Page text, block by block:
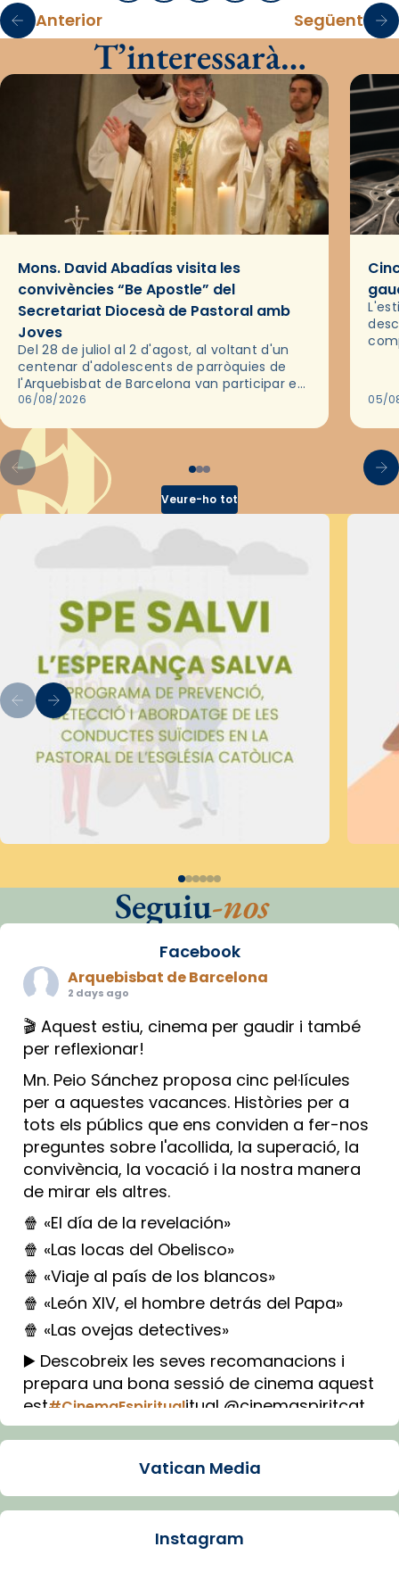
Anterior Següent
T’interessarà…
Mons. David Abadías visita les
convivències “Be Apostle” del
Secretariat Diocesà de Pastoral amb
Joves
Del 28 de juliol al 2 d'agost, al voltant d'un
centenar d'adolescents de parròquies de
l'Arquebisbat de Barcelona van participar en
les convivències Be Apostle, organitzades
06/08/2026 05/
Veure-ho tot
Seguiu-nos
Facebook
Arquebisbat de Barcelona
2 days ago
🎬 Aquest estiu, cinema per gaudir i també
per reflexionar!
Mn. Peio Sánchez proposa cinc pel·lícules
per a aquestes vacances. Històries per a
tots els públics que ens conviden a fer-nos
preguntes sobre l'acollida, la superació, la
convivència, la vocació i la nostra manera
de mirar els altres.
🍿 «El día de la revelación»
🍿 «Las locas del Obelisco»
🍿 «Viaje al país de los blancos»
🍿 «León XIV, el hombre detrás del Papa»
🍿 «Las ovejas detectives»
▶️ Descobreix les seves recomanacions i
prepara una bona sessió de cinema aquest
est#CinemaEspiritualitual @cinemaspiritcat
Imatge: Generada amb IA (OpenAI)
Arquebisbat de Barcelona
Vatican Media
Instagram